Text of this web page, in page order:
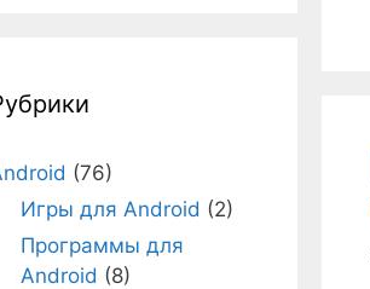
(76)
Игры для Android (2)
Программы для
Android (8)